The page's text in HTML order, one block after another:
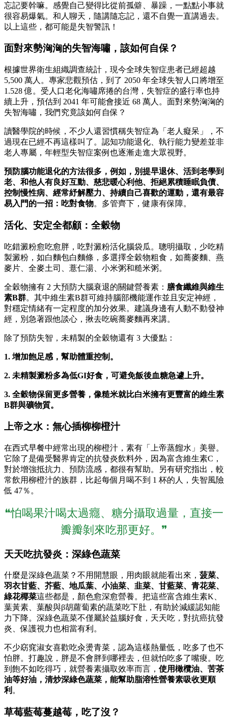
忘記要幹嘛。感覺自己變得比從前孤僻、暴躁，一點點小事就
很容易爆氣。和人聊天，隨講隨忘記，還不自覺一直講過去。
以上這些，都可能是失智警訊！
面對來勢洶洶的失智海嘯，該如何自保？
根據世界衛生組織調查統計，現今全球失智症患者已經超越
5,500 萬人。專家悲觀預估，到了 2050 年全球失智人口將增至
1.528 億。受人口老化海嘯席捲的台灣，失智症的盛行率也持
續上升，預估到 2041 年可能會接近 68 萬人。面對來勢洶洶的
失智海嘯，我們究竟該如何自保？
讀醫學院的時候，不少人還習慣稱失智症為「老人癡呆」，不
過現在已經不再這樣叫了。認知功能退化、執行能力變差並非
老人專屬，年輕型失智症案例也逐漸走進大眾視野。
預防腦功能退化的方法很多，例如，別提早退休、活到老學到
老、和他人有良好互動、慈悲暖心利他、拒絕累積睡眠負債、
控制慢性病、經常紓解壓力、持續自己喜歡的運動，還有最容
易入門的一招：吃對食物。多管齊下，健康有保障。
活化、安定全都顧：全穀物
吃錯澱粉愈吃愈胖，吃對澱粉活化腦袋瓜。聰明攝取，少吃精
製澱粉，如白麵包白麵條，多選擇全穀物粗食，如蕎麥麵、燕
麥片、全麥土司、薏仁湯、小米粥和糙米粥。
全穀物擁有 2 大預防大腦衰退的關鍵營養素： 膳食纖維與維生
素B群。其中維生素B群可維持腦部機能運作並且安定神經，
對穩定情緒有一定程度的加分效果。建議身邊有人動不動發神
經，別急著跟他談心，揪去吃碗蕎麥麵再來講。
除了預防失智，未精製的全穀物還有 3 大優點：
1. 增加飽足感，幫助體重控制。
2. 未精製澱粉多為低GI好食，可避免飯後血糖急遽上升。
3. 全穀物保留更多營養，像糙米就比白米擁有更豐富的維生素
B群與礦物質。
上帝之水：無心插柳柳橙汁
在西式早餐中經常出現的柳橙汁，素有「上帝蒸餾水」美譽。
它除了是備受醫界肯定的抗發炎飲料外，因為富含維生素C，
對於增強抵抗力、預防流感，都很有幫助。另有研究指出，較
常飲用柳橙汁的族群，比起每個月喝不到 1 杯的人，失智風險
低 47％。
❝怕喝果汁喝太過癮、糖分攝取過量，直接一
瓣瓣剝來吃那更好。❞
天天吃抗發炎：深綠色蔬菜
什麼是深綠色蔬菜？不用開慧眼，用肉眼就能看出來， 菠菜、
羽衣甘藍、芥藍、地瓜葉、小油菜、韭菜、甘藍菜、青花菜、
綠花椰菜這些都是，顏色愈深愈營養。把這些富含維生素K、
葉黃素、葉酸與β胡蘿蔔素的蔬菜吃下肚，有助於減緩認知能
力下降。深綠色蔬菜不僅屬於益腦好食，天天吃，對抗癌抗發
炎、保護視力也相當有利。
不少窈窕淑女喜歡吃汆燙青菜，認為這樣熱量低，吃多了也不
怕胖。打趣說，胖是不會胖到哪裡去，但就怕吃多了嘴痠。吃
到飽不如吃得巧，就營養素攝取效率而言， 使用橄欖油、苦茶
油等好油，清炒深綠色蔬菜，能幫助脂溶性營養素吸收更順
利 。
草莓藍莓蔓越莓，吃了沒？